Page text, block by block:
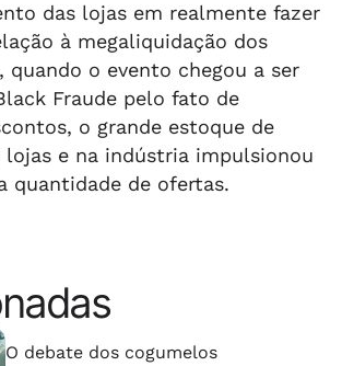
das lojas em realmente fazer
à megaliquidação dos
quando o evento chegou a ser
Fraude pelo fato de
o grande estoque de
lojas e na indústria impulsionou
quantidade de ofertas.
O debate dos cogumelos